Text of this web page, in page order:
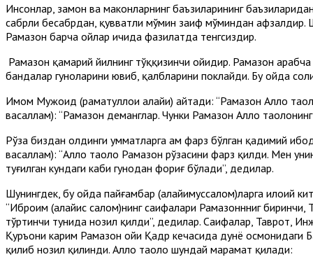
Инсонлар, замон ва маконларнинг баъзиларининг
сабрли бесабрдан, қувватли мўмин заиф мўминдан
Рамазон барча ойлар ичида фазилатда тенгсиздир.
Рамазон қамарий йилнинг тўққизинчи ойидир. Рамазон
бандалар гуноҳларини ювиб, қалбларини поклайди. Бу ойда
Имом Мужоҳид (раҳматуллоҳи алайҳи) айтади: “Рамазон Аллоҳ
васаллам): “Рамазон деманглар. Чунки Рамазон Аллоҳ
Рўза биздан олдинги умматларга ҳам фарз бўлган қадимий
васаллам): “Аллоҳ таоло Рамазон рўзасини фарз қилди. Мен
туғилган кундаги каби гуноҳдан фориғ бўлади”, дедилар.
Шунингдек, бу ойда пайғамбар (алайҳимуссалом)ларга илоҳий
“Иброҳим (алайҳис салом)нинг саҳифалари Рамазоннниг
тўртинчи тунида нозил қилди”, дедилар. Саҳифалар, Таврот,
Қуръони карим Рамазон ойи Қадр кечасида дунё осмонидаги
қилиб нозил қилинди. Аллоҳ таоло шундай марҳамат қилади: